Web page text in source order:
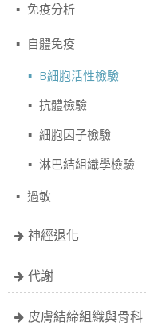
免疫分析
自體免疫
B細胞活性檢驗
抗體檢驗
細胞因子檢驗
淋巴結組織學檢驗
過敏
神經退化
代謝
皮膚結締組織與骨科